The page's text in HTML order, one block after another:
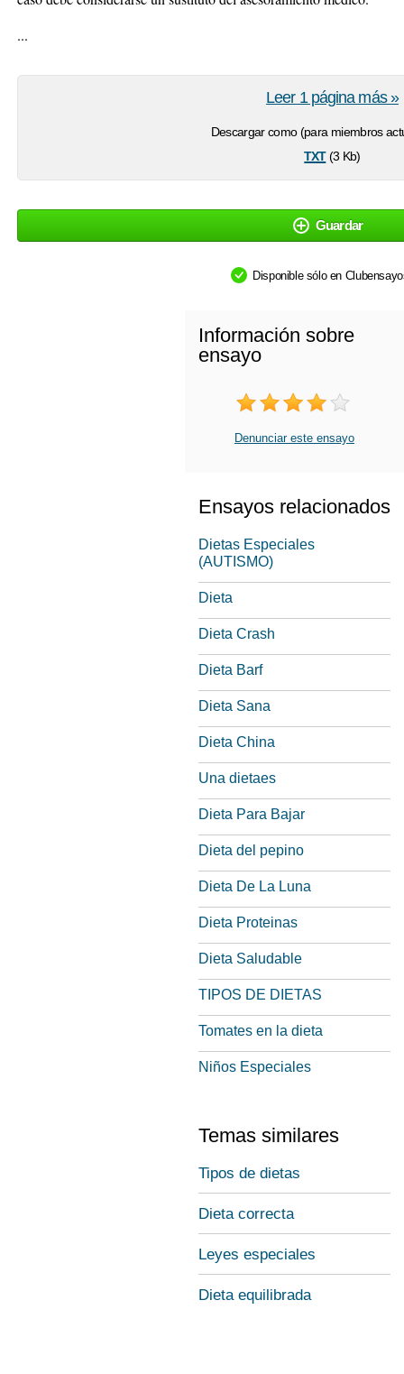
...
Descargar como (para miembros
txt(3 Kb)
Leer 1 página más »
Guardar
Disponible sólo en
Información sobre
ensayo
Denunciar este ensayo
Ensayos relacionados
Dietas Especiales
(AUTISMO)
Dieta
Dieta Crash
Dieta Barf
Dieta Sana
Dieta China
Una dietaes
Dieta Para Bajar
Dieta del pepino
Dieta De La Luna
Dieta Proteinas
Dieta Saludable
TIPOS DE DIETAS
Tomates en la dieta
Niños Especiales
Temas similares
Tipos de dietas
Dieta correcta
Leyes especiales
Dieta equilibrada